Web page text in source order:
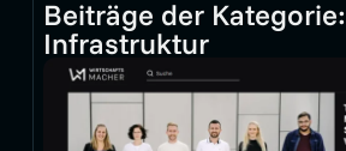
Beiträge der Kategorie:
Infrastruktur